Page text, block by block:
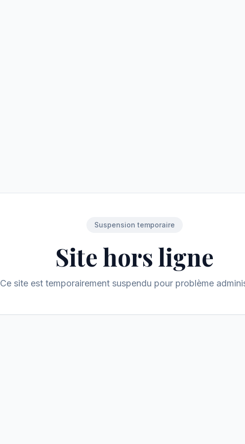
Suspension temporaire
Site hors ligne
Ce site est temporairement suspendu pour problème